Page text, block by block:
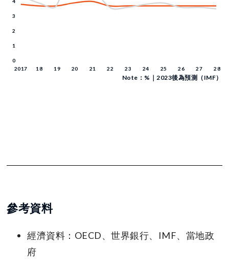
Note：%｜2023後為預測（IMF）
參考資料
經濟資料：OECD、世界銀行、IMF、當地政
府